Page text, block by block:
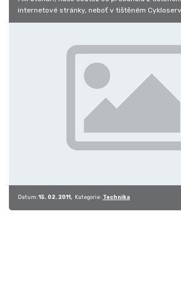
internetové stránky, neboť v tištěném
probíhat…
Datum: 15. 02. 2011 Kategorie: Technika